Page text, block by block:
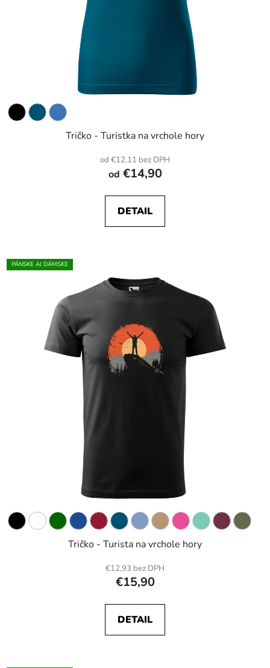
Tričko - Turistka na vrchole hory
od €12,11 bez DPH
od €14,90
DETAIL
PÁNSKE AJ DÁMSKE
Tričko - Turista na vrchole hory
€12,93 bez DPH
€15,90
DETAIL